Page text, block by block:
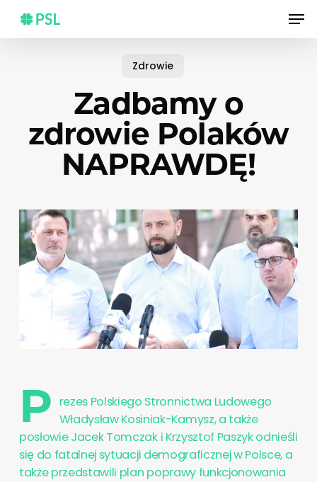
main
Zdrowie
Zadbamy o
zdrowie Polaków
NAPRAWDĘ!
P rezes Polskiego Stronnictwa Ludowego
Władysław Kosiniak-Kamysz, a także
posłowie Jacek Tomczak i Krzysztof Paszyk odnieśli
się do fatalnej sytuacji demograficznej w Polsce, a
także przedstawili plan poprawy funkcjonowania